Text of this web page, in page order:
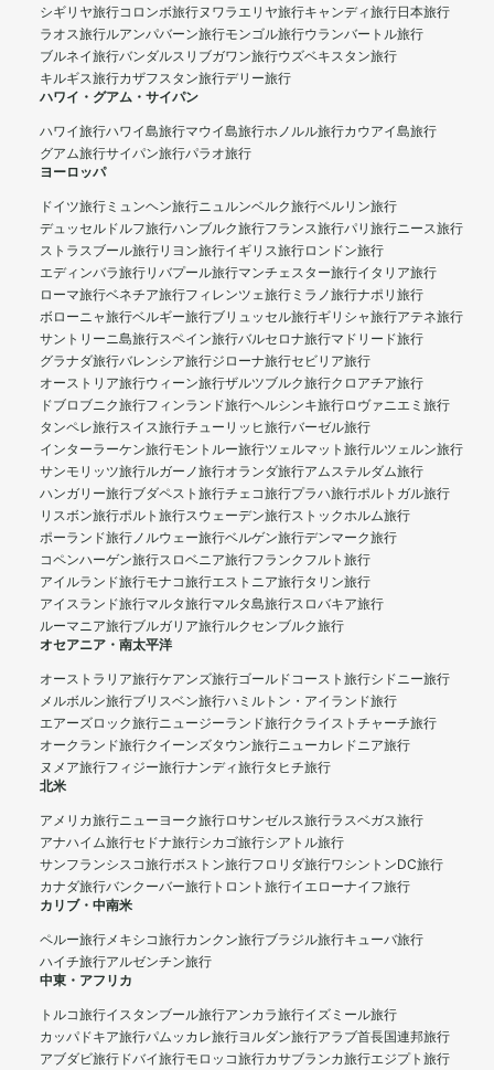
シギリヤ旅行コロンボ旅行ヌワラエリヤ旅行キャンディ旅行日本旅行
ラオス旅行ルアンパバーン旅行モンゴル旅行ウランバートル旅行
ブルネイ旅行バンダルスリブガワン旅行ウズベキスタン旅行
キルギス旅行カザフスタン旅行デリー旅行
ハワイ・グアム・サイパン
ハワイ旅行ハワイ島旅行マウイ島旅行ホノルル旅行カウアイ島旅行
グアム旅行サイパン旅行パラオ旅行
ヨーロッパ
ドイツ旅行 ミュンヘン旅行ニュルンベルク旅行ベルリン旅行
デュッセルドルフ旅行ハンブルク旅行フランス旅行パリ旅行ニース旅行
ストラスブール旅行リヨン旅行イギリス旅行ロンドン旅行
エディンバラ旅行リバプール旅行マンチェスター旅行イタリア旅行
ローマ旅行ベネチア旅行フィレンツェ旅行 ミラノ旅行ナポリ旅行
ボローニャ旅行ベルギー旅行ブリュッセル旅行ギリシャ旅行アテネ旅行
サントリーニ島旅行スペイン旅行バルセロナ旅行マドリード旅行
グラナダ旅行バレンシア旅行ジローナ旅行セビリア旅行
オーストリア旅行ウィーン旅行ザルツブルク旅行クロアチア旅行
ドブロブニク旅行フィンランド旅行ヘルシンキ旅行ロヴァニエミ旅行
タンペレ旅行スイス旅行チューリッヒ旅行バーゼル旅行
インターラーケン旅行モントルー旅行ツェルマット旅行ルツェルン旅行
サンモリッツ旅行ルガーノ旅行オランダ旅行アムステルダム旅行
ハンガリー旅行ブダペスト旅行チェコ旅行プラハ旅行ポルトガル旅行
リスボン旅行ポルト旅行スウェーデン旅行ストックホルム旅行
ポーランド旅行ノルウェー旅行ベルゲン旅行デンマーク旅行
コペンハーゲン旅行スロベニア旅行フランクフルト旅行
アイルランド旅行モナコ旅行エストニア旅行タリン旅行
アイスランド旅行マルタ旅行マルタ島旅行スロバキア旅行
ルーマニア旅行ブルガリア旅行ルクセンブルク旅行
オセアニア・南太平洋
オーストラリア旅行ケアンズ旅行ゴールドコースト旅行シドニー旅行
メルボルン旅行ブリスベン旅行ハミルトン・アイランド旅行
エアーズロック旅行ニュージーランド旅行クライストチャーチ旅行
オークランド旅行クイーンズタウン旅行ニューカレドニア旅行
ヌメア旅行フィジー旅行ナンディ旅行タヒチ旅行
北米
アメリカ旅行ニューヨーク旅行ロサンゼルス旅行ラスベガス旅行
アナハイム旅行セドナ旅行シカゴ旅行シアトル旅行
サンフランシスコ旅行ボストン旅行フロリダ旅行ワシントンDC旅行
カナダ旅行バンクーバー旅行 トロント旅行イエローナイフ旅行
カリブ・中南米
ペルー旅行メキシコ旅行カンクン旅行ブラジル旅行キューバ旅行
ハイチ旅行アルゼンチン旅行
中東・アフリカ
トルコ旅行イスタンブール旅行アンカラ旅行イズミール旅行
カッパドキア旅行パムッカレ旅行ヨルダン旅行アラブ首長国連邦旅行
アブダビ旅行 ドバイ旅行モロッコ旅行カサブランカ旅行エジプト旅行